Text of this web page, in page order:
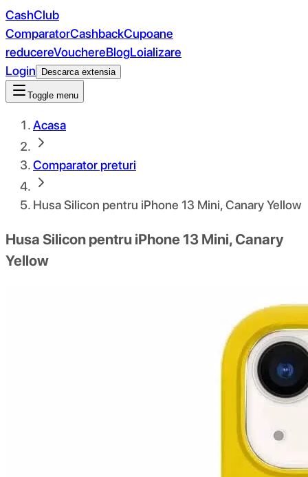
CashClub
ComparatorCashbackCupoane
reducereVouchereBlogLoializare
Login
Descarca extensia
Toggle menu
Acasa
Comparator preturi
Husa Silicon pentru iPhone 13 Mini, Canary Yellow
Husa Silicon pentru iPhone 13 Mini, Canary
Yellow